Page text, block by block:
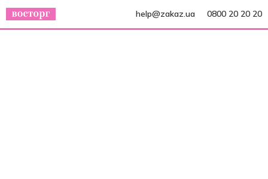
help@zakaz.ua 0800 20 20 20